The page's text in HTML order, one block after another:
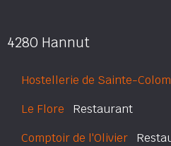
4280 Hannut
Hostellerie de Sainte-
Le Flore Restaurant
Comptoir de l'Olivier